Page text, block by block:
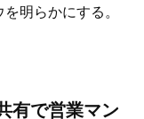
明らかにする。
有で営業マン